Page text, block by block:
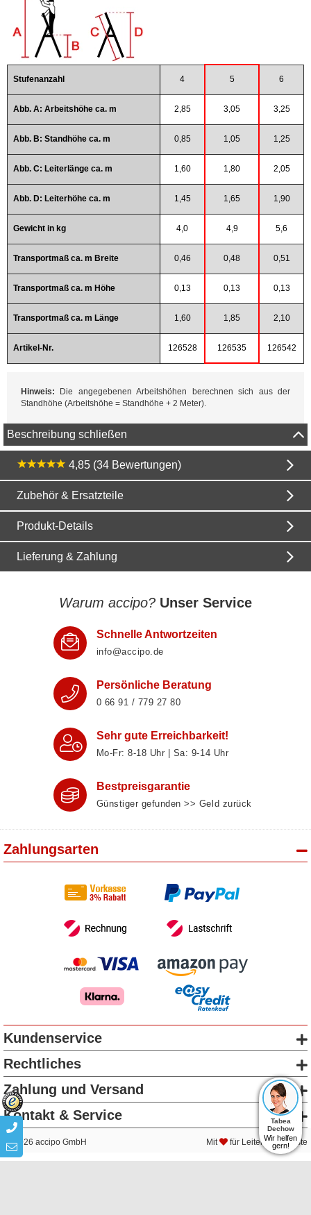
Stufenanzahl 4 5 6
Abb. A: Arbeitshöhe ca. m 2,85 3,05 3,25
Abb. B: Standhöhe ca. m 0,85 1,05 1,25
Abb. C: Leiterlänge ca. m 1,60 1,80 2,05
Abb. D: Leiterhöhe ca. m 1,45 1,65 1,90
Gewicht in kg 4,0 4,9 5,6
Transportmaß ca. m Breite 0,46 0,48 0,51
Transportmaß ca. m Höhe 0,13 0,13 0,13
Transportmaß ca. m Länge 1,60 1,85 2,10
Artikel-Nr. 126528 126535 126542
Hinweis: Die angegebenen Arbeitshöhen berechnen sich aus der
Standhöhe (Arbeitshöhe = Standhöhe + 2 Meter).
Beschreibung schließen
4,85 (34 Bewertungen)
Zubehör & Ersatzteile
Produkt-Details
Lieferung & Zahlung
Warum accipo? Unser Service
Schnelle Antwortzeiten
info@accipo.de
Persönliche Beratung
0 66 91 / 779 27 80
Sehr gute Erreichbarkeit!
Mo-Fr: 8‑18 Uhr | Sa: 9‑14 Uhr
Bestpreisgarantie
Günstiger gefunden >> Geld zurück
Zahlungsarten
Kundenservice
Rechtliches
Zahlung und Versand
Kontakt & Service
2026 accipo GmbH Mit für Leitern & Gerüste
Tabea
Dechow
Wir helfen
gern!